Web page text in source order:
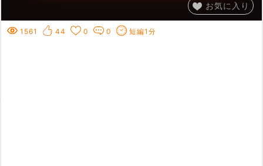
お気に入り
1561 44 0 0 短編1分